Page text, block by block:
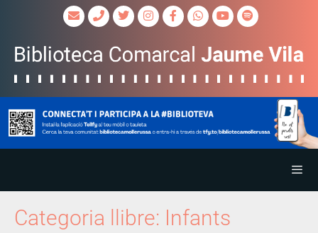
Categoria llibre: Infants